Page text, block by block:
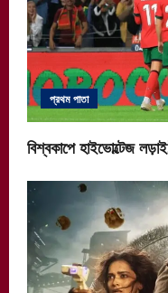
প্রথম পাতা
বিশ্বকাপে হাইভোল্টেজ